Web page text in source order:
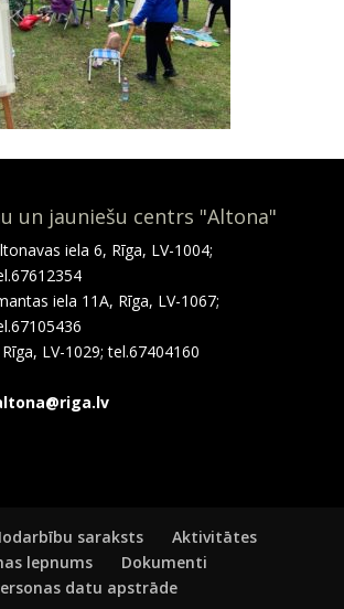
un jauniešu centrs "Altona"
iela 6, Rīga, LV-1004;
iela 11A, Rīga, LV-1067;
LV-1029; tel.67404160
saraksts
Aktivitātes
lepnums
Dokumenti
datu apstrāde